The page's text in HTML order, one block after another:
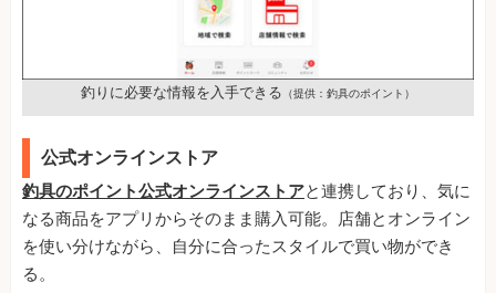
釣りに必要な情報を入手できる （提供：釣具のポイント）
公式オンラインストア
釣具のポイント公式オンラインストアと連携しており、気に
なる商品をアプリからそのまま購入可能。店舗とオンライン
を使い分けながら、自分に合ったスタイルで買い物ができ
る。